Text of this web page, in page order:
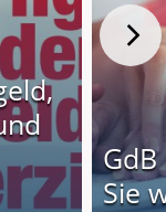
Sie